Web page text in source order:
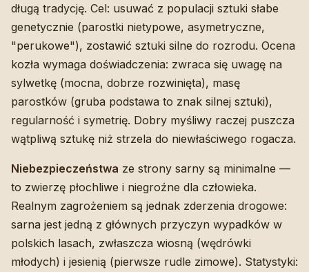
długą tradycję. Cel: usuwać z populacji sztuki słabe
genetycznie (parostki nietypowe, asymetryczne,
"perukowe"), zostawić sztuki silne do rozrodu. Ocena
kozła wymaga doświadczenia: zwraca się uwagę na
sylwetkę (mocna, dobrze rozwinięta), masę
parostków (gruba podstawa to znak silnej sztuki),
regularność i symetrię. Dobry myśliwy raczej puszcza
wątpliwą sztukę niż strzela do niewłaściwego rogacza.
Niebezpieczeństwa ze strony sarny są minimalne —
to zwierzę płochliwe i niegroźne dla człowieka.
Realnym zagrożeniem są jednak zderzenia drogowe:
sarna jest jedną z głównych przyczyn wypadków w
polskich lasach, zwłaszcza wiosną (wędrówki
młodych) i jesienią (pierwsze rudle zimowe). Statystyki: